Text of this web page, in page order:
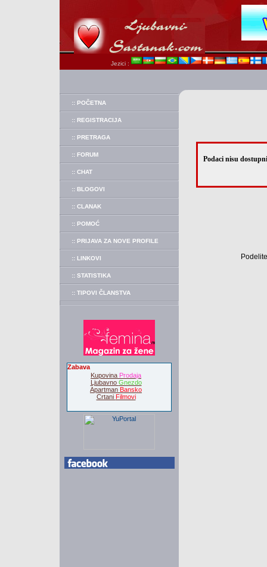
Jezici :
:: POČETNA
:: REGISTRACIJA
:: PRETRAGA
:: FORUM
:: CHAT
:: BLOGOVI
:: CLANAK
:: POMOĆ
:: PRIJAVA ZA NOVE PROFILE
:: LINKOVI
:: STATISTIKA
:: TIPOVI ČLANSTVA
Zabava
Kupovina Prodaja
Ljubavno Gnezdo
Apartman Bansko
Crtani Filmovi
Podaci nisu